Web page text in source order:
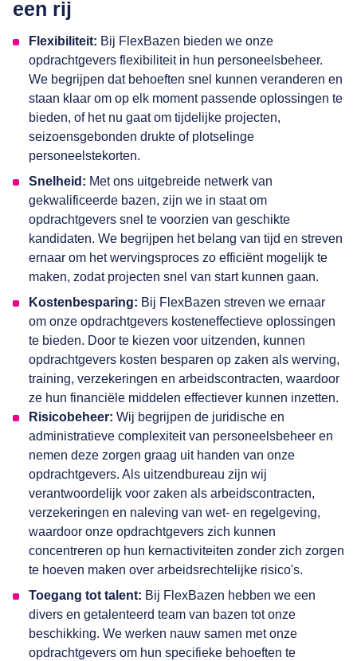
een rij
Flexibiliteit: Bij FlexBazen bieden we onze
opdrachtgevers flexibiliteit in hun personeelsbeheer.
We begrijpen dat behoeften snel kunnen veranderen en
staan klaar om op elk moment passende oplossingen te
bieden, of het nu gaat om tijdelijke projecten,
seizoensgebonden drukte of plotselinge
personeelstekorten.
Snelheid: Met ons uitgebreide netwerk van
gekwalificeerde bazen, zijn we in staat om
opdrachtgevers snel te voorzien van geschikte
kandidaten. We begrijpen het belang van tijd en streven
ernaar om het wervingsproces zo efficiënt mogelijk te
maken, zodat projecten snel van start kunnen gaan.
Kostenbesparing: Bij FlexBazen streven we ernaar
om onze opdrachtgevers kosteneffectieve oplossingen
te bieden. Door te kiezen voor uitzenden, kunnen
opdrachtgevers kosten besparen op zaken als werving,
training, verzekeringen en arbeidscontracten, waardoor
ze hun financiële middelen effectiever kunnen inzetten.
Risicobeheer: Wij begrijpen de juridische en
administratieve complexiteit van personeelsbeheer en
nemen deze zorgen graag uit handen van onze
opdrachtgevers. Als uitzendbureau zijn wij
verantwoordelijk voor zaken als arbeidscontracten,
verzekeringen en naleving van wet- en regelgeving,
waardoor onze opdrachtgevers zich kunnen
concentreren op hun kernactiviteiten zonder zich zorgen
te hoeven maken over arbeidsrechtelijke risico's.
Toegang tot talent: Bij FlexBazen hebben we een
divers en getalenteerd team van bazen tot onze
beschikking. We werken nauw samen met onze
opdrachtgevers om hun specifieke behoeften te